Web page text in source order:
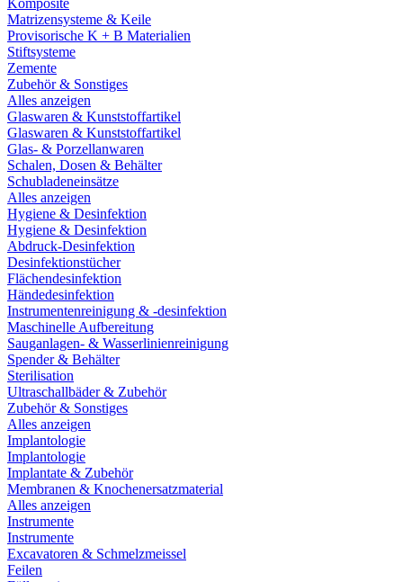
Komposite
Matrizensysteme & Keile
Provisorische K + B Materialien
Stiftsysteme
Zemente
Zubehör & Sonstiges
Alles anzeigen
Glaswaren & Kunststoffartikel
Glaswaren & Kunststoffartikel
Glas- & Porzellanwaren
Schalen, Dosen & Behälter
Schubladeneinsätze
Alles anzeigen
Hygiene & Desinfektion
Hygiene & Desinfektion
Abdruck-Desinfektion
Desinfektionstücher
Flächendesinfektion
Händedesinfektion
Instrumentenreinigung & -desinfektion
Maschinelle Aufbereitung
Sauganlagen- & Wasserlinienreinigung
Spender & Behälter
Sterilisation
Ultraschallbäder & Zubehör
Zubehör & Sonstiges
Alles anzeigen
Implantologie
Implantologie
Implantate & Zubehör
Membranen & Knochenersatzmaterial
Alles anzeigen
Instrumente
Instrumente
Excavatoren & Schmelzmeissel
Feilen